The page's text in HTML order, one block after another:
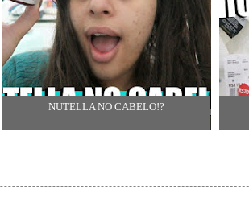
NUTELLA NO CABELO!?